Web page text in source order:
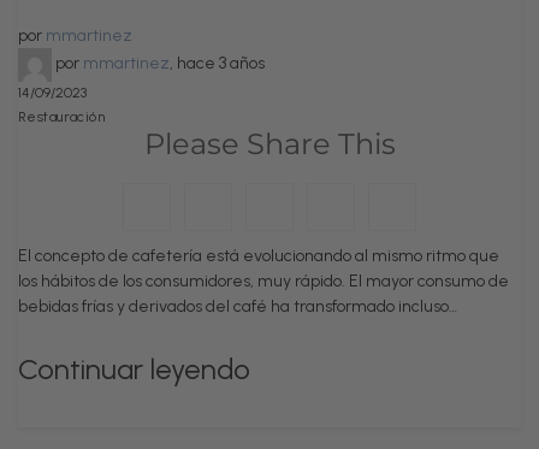
por mmartinez
por mmartinez, hace 3 años
14/09/2023
Restauración
Please Share This
El concepto de cafetería está evolucionando al mismo ritmo que
los hábitos de los consumidores, muy rápido. El mayor consumo de
bebidas frías y derivados del café ha transformado incluso…
Continuar leyendo